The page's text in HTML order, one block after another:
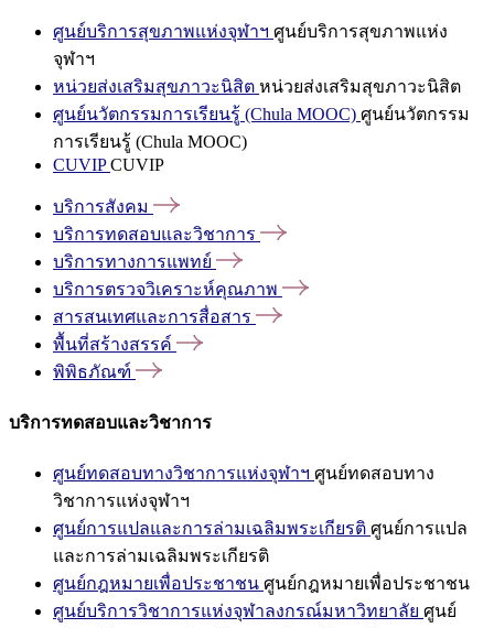
ศูนย์บริการสุขภาพแห่งจุฬาฯ ศูนย์บริการสุขภาพแห่ง
จุฬาฯ
หน่วยส่งเสริมสุขภาวะนิสิต หน่วยส่งเสริมสุขภาวะนิสิต
ศูนย์นวัตกรรมการเรียนรู้ (Chula MOOC) ศูนย์นวัตกรรม
การเรียนรู้ (Chula MOOC)
CUVIPCUVIP
บริการสังคม
บริการทดสอบและวิชาการ
บริการทางการแพทย์
บริการตรวจวิเคราะห์คุณภาพ
สารสนเทศและการสื่อสาร
พื้นที่สร้างสรรค์
พิพิธภัณฑ์
บริการทดสอบและวิชาการ
ศูนย์ทดสอบทางวิชาการแห่งจุฬาฯ ศูนย์ทดสอบทาง
วิชาการแห่งจุฬาฯ
ศูนย์การแปลและการล่ามเฉลิมพระเกียรติ ศูนย์การแปล
และการล่ามเฉลิมพระเกียรติ
ศูนย์กฎหมายเพื่อประชาชน ศูนย์กฎหมายเพื่อประชาชน
ศูนย์บริการวิชาการแห่งจุฬาลงกรณ์มหาวิทยาลัย ศูนย์